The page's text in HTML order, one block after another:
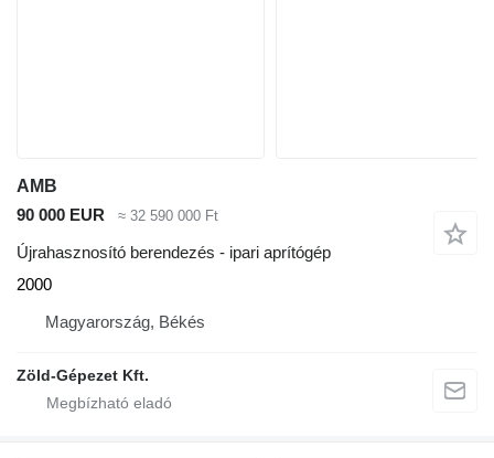
AMB
90 000 EUR
≈ 32 590 000 Ft
Újrahasznosító berendezés - ipari aprítógép
2000
Magyarország, Békés
Zöld-Gépezet Kft.